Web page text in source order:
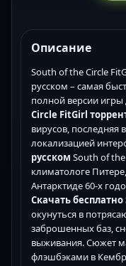
Описание
South of the Circle
русском – самая
полной версии
Circle FitGirl
вирусов, последняя
локализацией
русском South of the
климатологе
Антарктиде 60-х
Скачать
окунуться в
заброшенных баз,
выживания. Сюжет
флэшбэками в